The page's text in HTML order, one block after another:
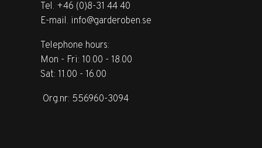
Tel. +46 (0)8-31 44 40
E-mail. info@garderoben.se
Telephone hours:
Mon - Fri: 10.00 - 18.00
Sat: 11.00 - 16.00
Org.nr: 556960-3094